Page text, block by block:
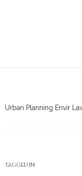
Urban Planning Envir
TAGGED IN